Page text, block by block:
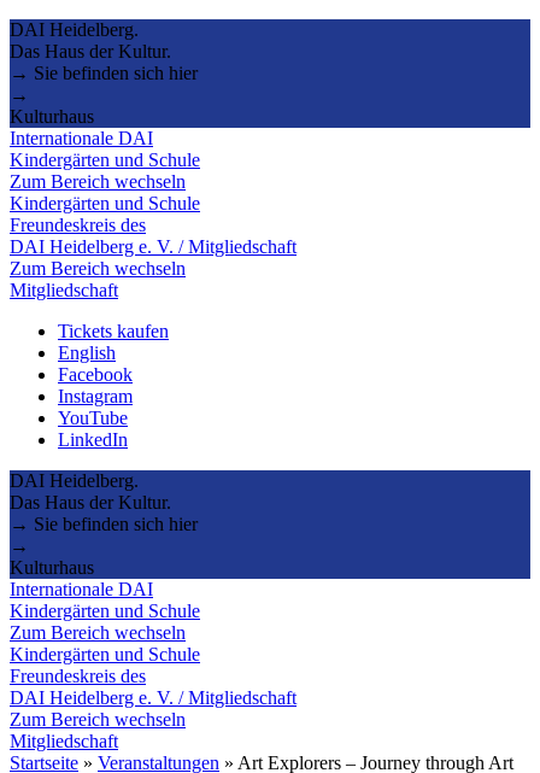
DAI Heidelberg.
Das Haus der Kultur.
→ Sie befinden sich hier
→
Kulturhaus
Internationale DAI
Kindergärten und Schule
Zum Bereich wechseln
Kindergärten und Schule
Freundeskreis des
DAI Heidelberg e. V. / Mitgliedschaft
Zum Bereich wechseln
Mitgliedschaft
Tickets kaufen
English
Facebook
Instagram
YouTube
LinkedIn
DAI Heidelberg.
Das Haus der Kultur.
→ Sie befinden sich hier
→
Kulturhaus
Internationale DAI
Kindergärten und Schule
Zum Bereich wechseln
Kindergärten und Schule
Freundeskreis des
DAI Heidelberg e. V. / Mitgliedschaft
Zum Bereich wechseln
Mitgliedschaft
Startseite » Veranstaltungen » Art Explorers – Journey through Art